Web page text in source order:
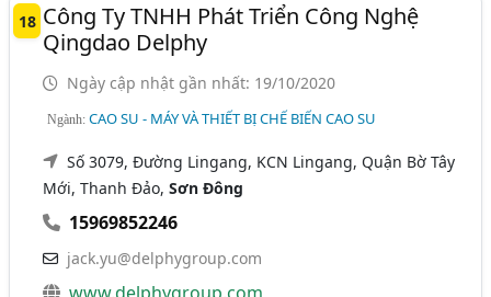
18 Công Ty TNHH Phát Triển Công Nghệ
Qingdao Delphy
Ngày cập nhật gần nhất: 19/10/2020
Ngành:CAO SU - MÁY VÀ THIẾT BỊ CHẾ BIẾN CAO SU
Số 3079, Đường Lingang, KCN Lingang, Quận Bờ Tây
Mới, Thanh Đảo,Sơn Đông
15969852246
jack.yu@delphygroup.com